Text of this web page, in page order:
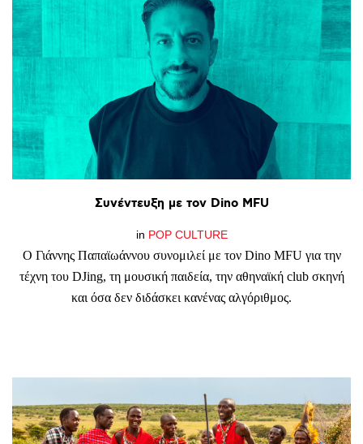
Συνέντευξη με τον Dino MFU
in POP CULTURE
Ο Γιάννης Παπαϊωάννου συνομιλεί με τον Dino MFU για την
τέχνη του DJing, τη μουσική παιδεία, την αθηναϊκή club σκηνή
και όσα δεν διδάσκει κανένας αλγόριθμος.